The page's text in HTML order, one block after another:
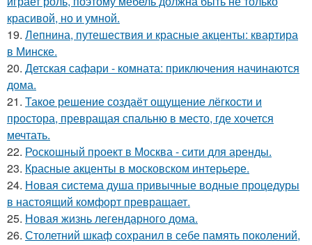
красивой, но и умной.
19. Лепнина, путешествия и красные акценты: квартира
в Минске.
20. Детская сафари - комната: приключения начинаются
дома.
21. Такое решение создаёт ощущение лёгкости и
простора, превращая спальню в место, где хочется
мечтать.
22. Роскошный проект в Москва - сити для аренды.
23. Красные акценты в московском интерьере.
24. Новая система душа привычные водные процедуры
в настоящий комфорт превращает.
25. Новая жизнь легендарного дома.
26. Столетний шкаф сохранил в себе память поколений,